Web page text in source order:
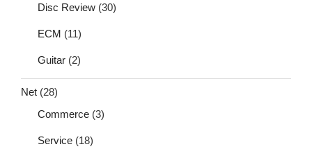
Disc Review (30)
ECM (11)
Guitar (2)
Net (28)
Commerce (3)
Service (18)